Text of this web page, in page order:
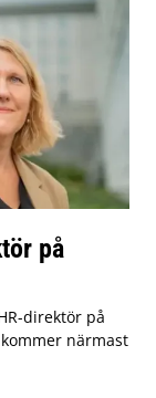
på
direktör på
närmast